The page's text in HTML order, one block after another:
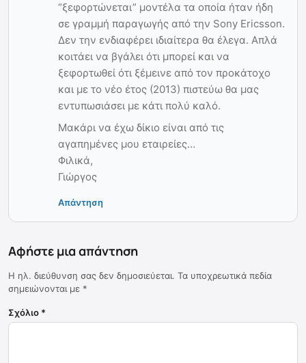
“ξεφορτώνεται” μοντέλα τα οποία ήταν ήδη
σε γραμμή παραγωγής από την Sony Ericsson.
Δεν την ενδιαφέρει ιδιαίτερα θα έλεγα. Απλά
κοιτάει να βγάλει ότι μπορεί και να
ξεφορτωθεί ότι ξέμεινε από τον προκάτοχο
και με το νέο έτος (2013) πιστεύω θα μας
εντυπωσιάσει με κάτι πολύ καλό.
Μακάρι να έχω δίκιο είναι από τις
αγαπημένες μου εταιρείες…
Φιλικά,
Γιώργος
Απάντηση
Αφήστε μια απάντηση
Η ηλ. διεύθυνση σας δεν δημοσιεύεται. Τα υποχρεωτικά πεδία
σημειώνονται με *
Σχόλιο *